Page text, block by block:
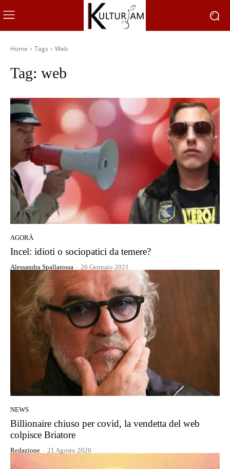
Home Tags Web
Tag: web
AGORÀ
Incel: idioti o sociopatici da temere?
Alessandra Spallarossa - 26 Gennaio 2021
NEWS
Billionaire chiuso per covid, la vendetta del web
colpisce Briatore
Redazione - 21 Agosto 2020